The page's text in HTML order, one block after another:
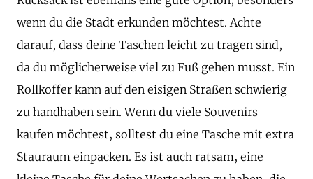
wenn du die Stadt erkunden möchtest. Achte
darauf, dass deine Taschen leicht zu tragen sind,
da du möglicherweise viel zu Fuß gehen musst. Ein
Rollkoffer kann auf den eisigen Straßen schwierig
zu handhaben sein. Wenn du viele Souvenirs
kaufen möchtest, solltest du eine Tasche mit extra
Stauraum einpacken. Es ist auch ratsam, eine